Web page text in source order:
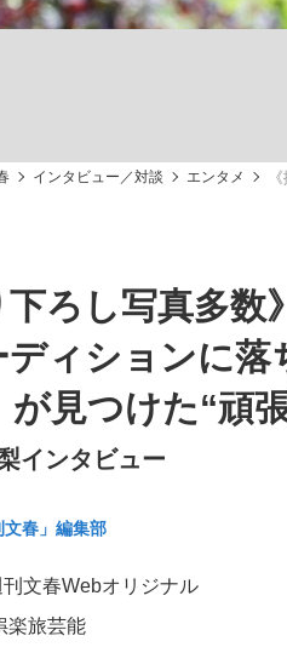
インタビュー／対談 エンタメ
下ろし写真多
ィションに落
が見つけた“頑
インタビュー
文春」編集部
文春Webオリジナル
楽旅芸能